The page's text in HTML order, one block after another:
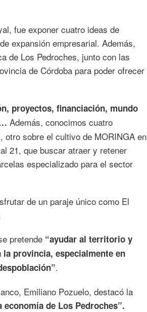
fue exponer cuatro ideas de
expansión empresarial. Además,
de Los Pedroches, junto con las
de Córdoba para poder ofrecer
proyectos, financiación, mundo
Además, conocimos cuatro
otro sobre el cultivo de MORINGA en
21, que buscar atraer y retener
especializado para el sector
de un paraje único como El
pretende “ayudar al territorio y
provincia, especialmente en
.
Emiliano Pozuelo, destacó la
economía de Los Pedroches”.